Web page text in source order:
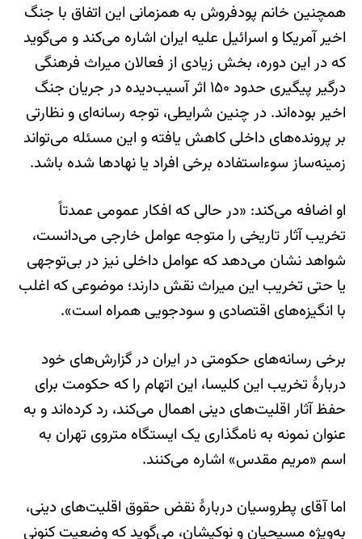
همچنین خانم پودفروش به همزمانی این اتفاق با جنگ
اخیر آمریکا و اسرائیل علیه ایران اشاره می‌کند و می‌گوید
که در این دوره، بخش زیادی از فعالان میراث فرهنگی
درگیر پیگیری حدود ۱۵۰ اثر آسیب‌دیده در جریان جنگ
اخیر بوده‌اند. در چنین شرایطی، توجه رسانه‌ای و نظارتی
بر پرونده‌های داخلی کاهش یافته و این مسئله می‌تواند
زمینه‌ساز سوءاستفاده برخی افراد یا نهادها شده باشد.
او اضافه می‌کند: «در حالی که افکار عمومی عمدتاً
تخریب آثار تاریخی را متوجه عوامل خارجی می‌دانست،
شواهد نشان می‌دهد که عوامل داخلی نیز در بی‌توجهی
یا حتی تخریب این میراث نقش دارند؛ موضوعی که اغلب
با انگیزه‌های اقتصادی و سودجویی همراه است».
برخی رسانه‌های حکومتی در ایران در گزارش‌های خود
دربارهٔ تخریب این کلیسا، این اتهام را که حکومت برای
حفظ آثار اقلیت‌های دینی اهمال می‌کند، رد کرده‌اند و به
عنوان نمونه به نامگذاری یک ایستگاه متروی تهران به
اسم «مریم مقدس» اشاره می‌کنند.
اما آقای پطروسیان دربارهٔ نقض حقوق اقلیت‌های دینی،
به‌ویژه مسیحیان و نوکیشان، می‌گوید که وضعیت کنونی